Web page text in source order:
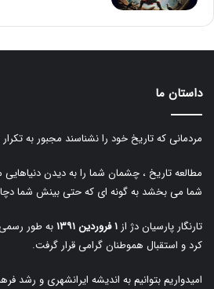
داستان ما
مردمانی که تاریخ خود را نشناسند مجبور به
مطالعه تاریخ ، چشمان شما را به دیدن
شما می بخشد به گونه ای که حتی بینش شما
تارنگار پارسیان دژ از ۱ فروردین ۱۳۹۱
به طور
کرد و استقبال هموطنان گرامی قرار گرفت.
امیدواریم بتوانیم به اندیشه ایرانشهری و رشد